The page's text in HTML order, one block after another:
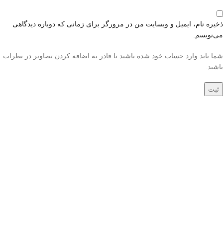
ذخیره نام، ایمیل و وبسایت من در مرورگر برای زمانی که دوباره دیدگاهی
می‌نویسم.
شما باید وارد حساب خود شده باشید تا قادر به اضافه کردن تصاویر در نظرات
باشید.